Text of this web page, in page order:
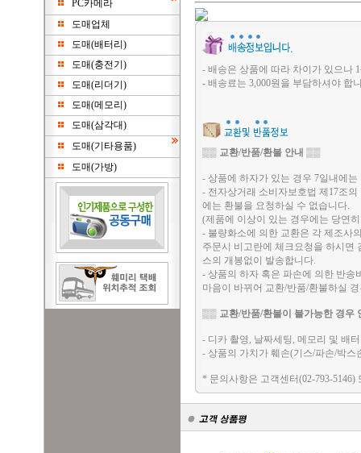
PC카메라
도매업체
도매(배터리)
도매(충전기)
도매(리더기)
도매(메모리)
도매(삼각대)
도매(기타용품)
도매(가방)
- 배송은 상품에 따라 차이가 있으나
- 배송료는 3,000원을 부담하셔야 합
▒▒ 교환/반품/환불 안내 ▒▒
- 상품에 하자가 있는 경우 7일내에
- 전자상거래 소비자보호법 제17조
에는 환불을 요청하실 수 없습니다.
(제품에 이상이 있는 경우에는 당연
- 불량화소에 의한 교환은 각 제조사
주문시 비고란에 체크요청을 하시면
스의 개봉없이 발송합니다.
- 상품의 하자 혹은 파손에 의한 반송
마음이 바뀌어 교환/반품/환불하실
▒▒ 교환/반품/환불이 불가능한 경우
- 디카 촬영, 날짜세팅, 메모리 및 배
- 상품의 가치가 훼손(기스/파손/박
* 문의사항은 고객센터(02-793-5146)